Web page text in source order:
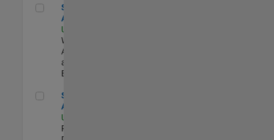
Senior Applied AI Engineer
Senior Applied
AI Engineer
US-MA-Natick
Web
Applications
and Services |
Experimentado
Senior Applied AI Engineer
Senior Applied
AI Engineer
US-MA-Natick
Product